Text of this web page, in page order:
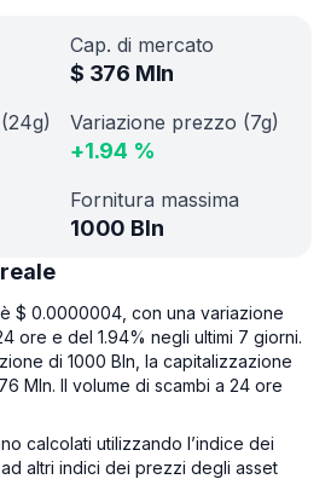
Cap. di mercato
$ 376 Mln
Variazione prezzo (7g)
+1.94 %
Fornitura massima
1000 Bln
$ 0.0000004, con una variazione
ore e del 1.94% negli ultimi 7 giorni.
di 1000 Bln, la capitalizzazione
Mln. Il volume di scambi a 24 ore
calcolati utilizzando l’indice dei
altri indici dei prezzi degli asset